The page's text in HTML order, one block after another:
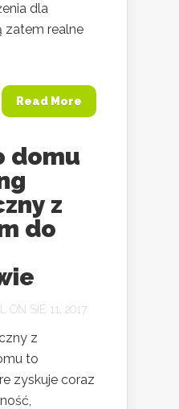
dla
zatem realne
Read More
domu
z
do
ON SIE 11, 2017
z
to
zyskuje coraz